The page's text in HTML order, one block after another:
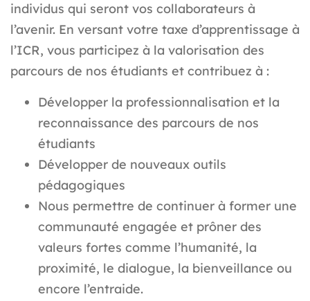
individus qui seront vos collaborateurs à
l’avenir. En versant votre taxe d’apprentissage à
l’ICR, vous participez à la valorisation des
parcours de nos étudiants et contribuez à :
Développer la professionnalisation et la
reconnaissance des parcours de nos
étudiants
Développer de nouveaux outils
pédagogiques
Nous permettre de continuer à former une
communauté engagée et prôner des
valeurs fortes comme l’humanité, la
proximité, le dialogue, la bienveillance ou
encore l’entraide.